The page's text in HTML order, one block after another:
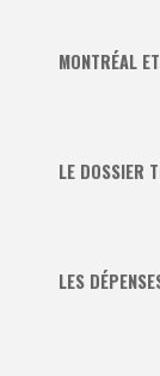
MONTRÉAL
LE DOSSIER
LES